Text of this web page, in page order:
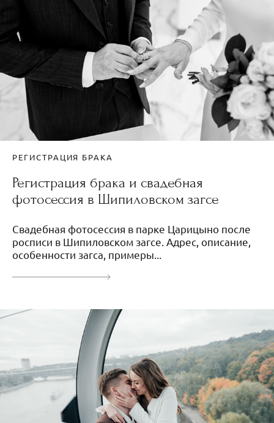
РЕГИСТРАЦИЯ БРАКА
Регистрация брака и свадебная
фотосессия в Шипиловском загсе
Свадебная фотосессия в парке Царицыно после
росписи в Шипиловском загсе. Адрес, описание,
особенности загса, примеры...